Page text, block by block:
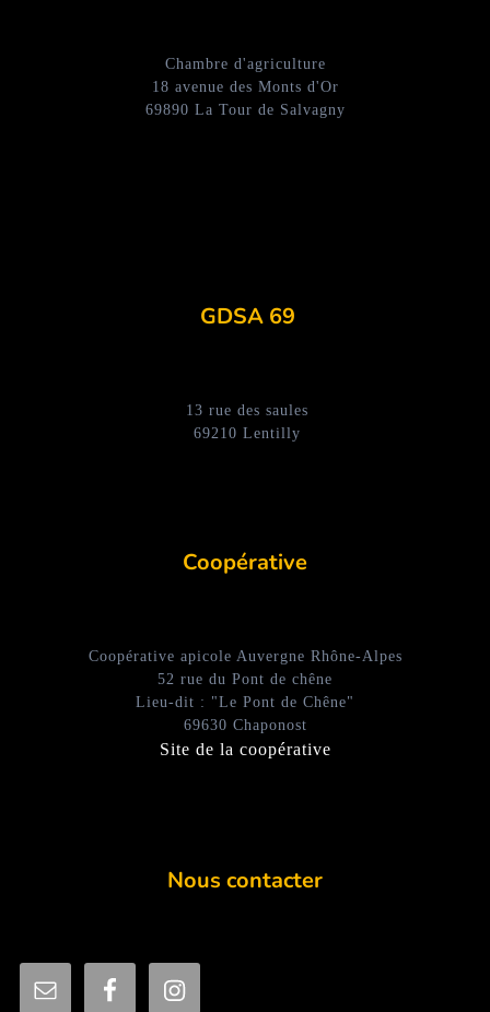
Chambre d'agriculture
18 avenue des Monts d'Or
69890 La Tour de Salvagny
GDSA 69
13 rue des saules
69210 Lentilly
Coopérative
Coopérative apicole Auvergne Rhône-Alpes
52 rue du Pont de chêne
Lieu-dit : "Le Pont de Chêne"
69630 Chaponost
Site de la coopérative
Nous contacter